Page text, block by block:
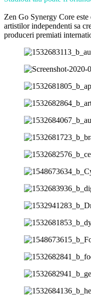
Zen Go Synergy Core
artistilor independenti sa
produceri premiati